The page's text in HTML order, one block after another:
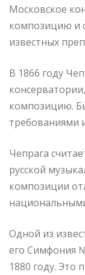
Московское
композицию и
известных
В 1866 году
композицию.
требованиями
Чепрага
русской
композиции
Одной из
его Симфония
1880 году. Это